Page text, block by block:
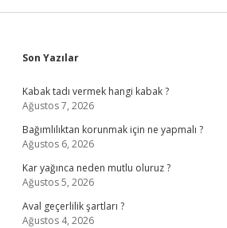
Sidebar
Son Yazılar
Kabak tadı vermek hangi kabak ?
Ağustos 7, 2026
Bağımlılıktan korunmak için ne yapmalı ?
Ağustos 6, 2026
Kar yağınca neden mutlu oluruz ?
Ağustos 5, 2026
Aval geçerlilik şartları ?
Ağustos 4, 2026